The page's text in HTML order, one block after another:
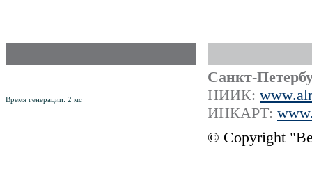
Время генерации: 2 мс
Санкт-
НИИК:
ИНКАРТ:
© Copyright